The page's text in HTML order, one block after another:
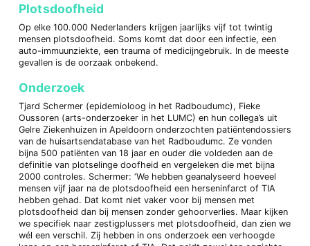
Plotsdoofheid
Op elke 100.000 Nederlanders krijgen jaarlijks vijf tot twintig
mensen plotsdoofheid. Soms komt dat door een infectie, een
auto-immuunziekte, een trauma of medicijngebruik. In de meeste
gevallen is de oorzaak onbekend.
Onderzoek
Tjard Schermer (epidemioloog in het Radboudumc), Fieke
Oussoren (arts-onderzoeker in het LUMC) en hun collega’s uit
Gelre Ziekenhuizen in Apeldoorn onderzochten patiëntendossiers
van de huisartsendatabase van het Radboudumc. Ze vonden
bijna 500 patiënten van 18 jaar en ouder die voldeden aan de
definitie van plotselinge doofheid en vergeleken die met bijna
2000 controles. Schermer: ‘We hebben geanalyseerd hoeveel
mensen vijf jaar na de plotsdoofheid een herseninfarct of TIA
hebben gehad. Dat komt niet vaker voor bij mensen met
plotsdoofheid dan bij mensen zonder gehoorverlies. Maar kijken
we specifiek naar zestigplussers met plotsdoofheid, dan zien we
wél een verschil. Zij hebben in ons onderzoek een verhoogde